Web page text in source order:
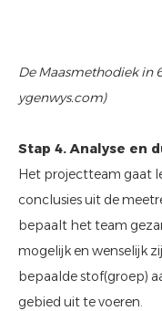
De Maasmethodiek in
ygenwys.com)
Stap 4. Analyse en
Het projectteam gaat
conclusies uit de
bepaalt het team
mogelijk en wenselijk
bepaalde stof(groep)
gebied uit te voeren.